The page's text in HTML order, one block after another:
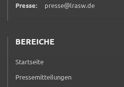
Presse:
presse@lrasw.de
BEREICHE
Startseite
Pressemitteilungen